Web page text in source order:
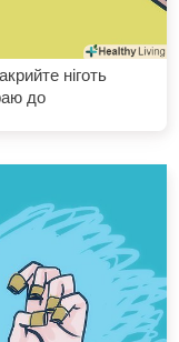
ніготь
до